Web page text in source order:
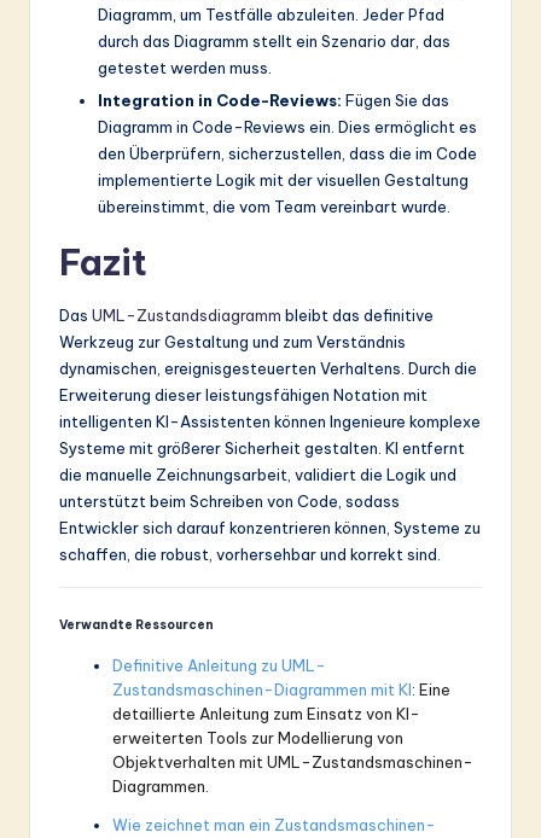
Diagramm, um Testfälle abzuleiten. Jeder Pfad
durch das Diagramm stellt ein Szenario dar, das
getestet werden muss.
Integration in Code-Reviews: Fügen Sie das
Diagramm in Code-Reviews ein. Dies ermöglicht es
den Überprüfern, sicherzustellen, dass die im Code
implementierte Logik mit der visuellen Gestaltung
übereinstimmt, die vom Team vereinbart wurde.
Fazit
Das UML-Zustandsdiagramm bleibt das definitive
Werkzeug zur Gestaltung und zum Verständnis
dynamischen, ereignisgesteuerten Verhaltens. Durch die
Erweiterung dieser leistungsfähigen Notation mit
intelligenten KI-Assistenten können Ingenieure komplexe
Systeme mit größerer Sicherheit gestalten. KI entfernt
die manuelle Zeichnungsarbeit, validiert die Logik und
unterstützt beim Schreiben von Code, sodass
Entwickler sich darauf konzentrieren können, Systeme zu
schaffen, die robust, vorhersehbar und korrekt sind.
Verwandte Ressourcen
Definitive Anleitung zu UML-
Zustandsmaschinen-Diagrammen mit KI: Eine
detaillierte Anleitung zum Einsatz von KI-
erweiterten Tools zur Modellierung von
Objektverhalten mit UML-Zustandsmaschinen-
Diagrammen.
Wie zeichnet man ein Zustandsmaschinen-